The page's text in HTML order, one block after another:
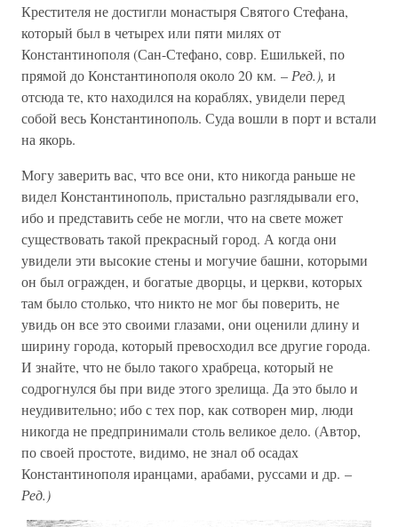
Крестителя не достигли монастыря Святого Стефана,
который был в четырех или пяти милях от
Константинополя (Сан-Стефано, совр. Ешилькей, по
прямой до Константинополя около 20 км. – Ред.), и
отсюда те, кто находился на кораблях, увидели перед
собой весь Константинополь. Суда вошли в порт и встали
на якорь.
Могу заверить вас, что все они, кто никогда раньше не
видел Константинополь, пристально разглядывали его,
ибо и представить себе не могли, что на свете может
существовать такой прекрасный город. А когда они
увидели эти высокие стены и могучие башни, которыми
он был огражден, и богатые дворцы, и церкви, которых
там было столько, что никто не мог бы поверить, не
увидь он все это своими глазами, они оценили длину и
ширину города, который превосходил все другие города.
И знайте, что не было такого храбреца, который не
содрогнулся бы при виде этого зрелища. Да это было и
неудивительно; ибо с тех пор, как сотворен мир, люди
никогда не предпринимали столь великое дело. (Автор,
по своей простоте, видимо, не знал об осадах
Константинополя иранцами, арабами, руссами и др. –
Ред.)